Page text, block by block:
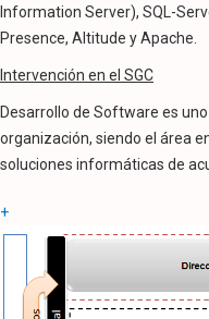
Information Server), SQL-
Presence, Altitude y Apache.
Intervención en el SGC
Desarrollo de Software es
organización, siendo el área
soluciones informáticas de
+